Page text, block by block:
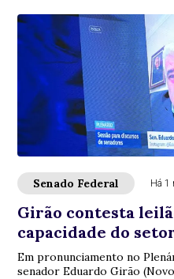
Senado Federal Há 1
Girão contesta
capacidade do
Em pronunciamento no
senador Eduardo Girão